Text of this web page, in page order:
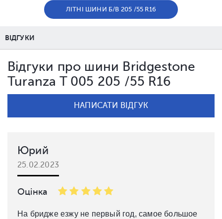
ЛІТНІ ШИНИ Б/В 205 /55 R16
ВІДГУКИ
Відгуки про шини Bridgestone
Turanza T 005 205 /55 R16
НАПИСАТИ ВІДГУК
Юрий
25.02.2023
Оцінка
На бридже езжу не первый год, самое большое